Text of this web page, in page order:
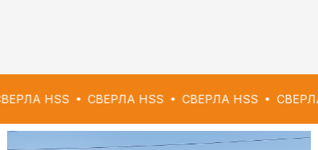
СВЕРЛА HSS СВЕРЛА HSS СВЕРЛА HSS